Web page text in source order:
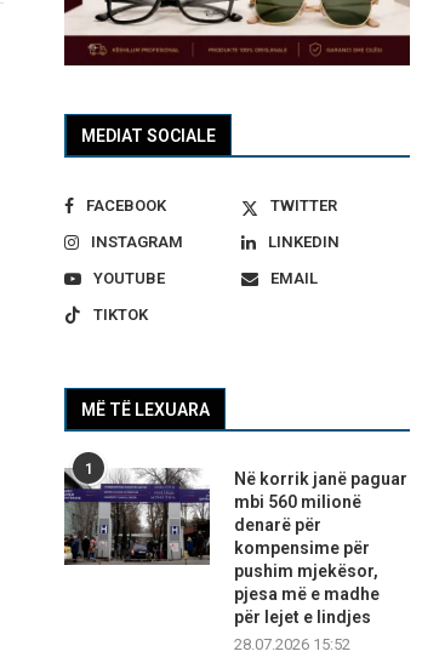
MEDIAT SOCIALE
FACEBOOK
TWITTER
INSTAGRAM
LINKEDIN
YOUTUBE
EMAIL
TIKTOK
MË TË LEXUARA
1
Në korrik janë paguar
mbi 560 milionë
denarë për
kompensime për
pushim mjekësor,
pjesa më e madhe
për lejet e lindjes
28.07.2026 15:52